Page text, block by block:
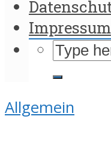
Impressum
Allgemein